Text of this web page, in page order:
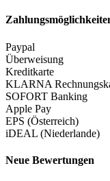
Paypal
Überweisung
Kreditkarte
KLARNA
SOFORT Banking
Apple Pay
EPS (Österreich)
iDEAL (Niederlande)
Neue Bewertungen